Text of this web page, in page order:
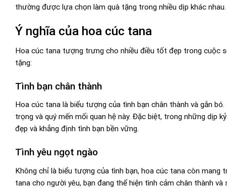
thường được lựa chọn làm quà tặng trong nhiều dịp khác nhau.
Ý nghĩa của hoa cúc tana
Hoa cúc tana tượng trưng cho nhiều điều tốt đẹp trong cuộc
tặng:
Tình bạn chân thành
Hoa cúc tana là biểu tượng của tình bạn chân thành và gắn
trọng và quý mến mối quan hệ này. Đặc biệt, trong những dịp
đẹp và khẳng định tình bạn bền vững.
Tình yêu ngọt ngào
Không chỉ là biểu tượng của tình bạn, hoa cúc tana còn mang
tana cho người yêu, bạn đang thể hiện tình cảm chân thành